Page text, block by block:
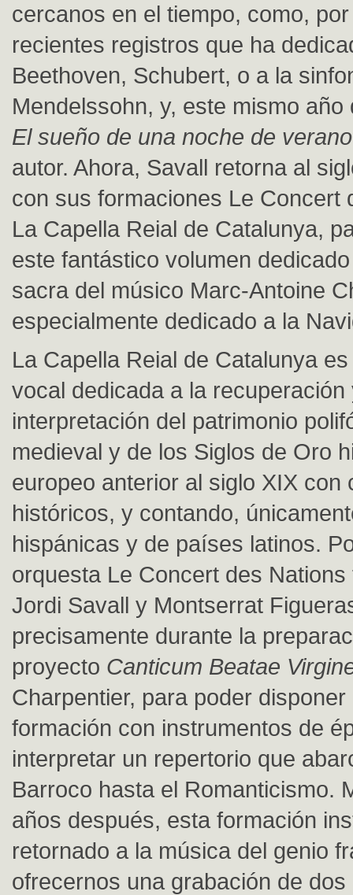
cercanos en el tiempo, como,
recientes registros que ha
Beethoven, Schubert, o a la
Mendelssohn, y, este mismo año
El sueño de una noche de
autor. Ahora, Savall retorna al
con sus formaciones Le Concert
La Capella Reial de Catalunya,
este fantástico volumen
sacra del músico Marc-Antoine
especialmente dedicado a la
La Capella Reial de Catalunya
vocal dedicada a la recuperación
interpretación del patrimonio
medieval y de los Siglos de Oro
europeo anterior al siglo XIX con
históricos, y contando,
hispánicas y de países latinos.
orquesta Le Concert des
Jordi Savall y Montserrat
precisamente durante la
proyecto Canticum Beatae
Charpentier, para poder disponer
formación con instrumentos de
interpretar un repertorio que
Barroco hasta el Romanticismo.
años después, esta formación
retornado a la música del genio
ofrecernos una grabación de dos